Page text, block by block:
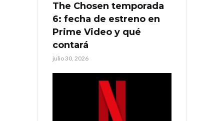
The Chosen temporada
6: fecha de estreno en
Prime Video y qué
contará
julio 30, 2026